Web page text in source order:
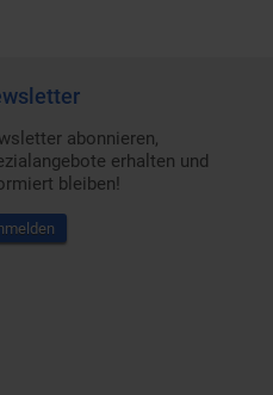
abonnieren,
erhalten und
bleiben!